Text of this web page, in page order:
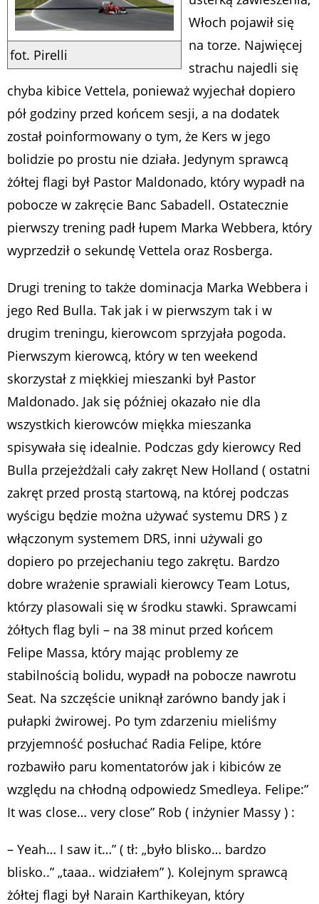
fot. Pirelli
Włoch pojawił się
na torze. Najwięcej
strachu najedli się
chyba kibice Vettela, ponieważ wyjechał dopiero
pół godziny przed końcem sesji, a na dodatek
został poinformowany o tym, że Kers w jego
bolidzie po prostu nie działa. Jedynym sprawcą
żółtej flagi był Pastor Maldonado, który wypadł na
pobocze w zakręcie Banc Sabadell. Ostatecznie
pierwszy trening padł łupem Marka Webbera, który
wyprzedził o sekundę Vettela oraz Rosberga.
Drugi trening to także dominacja Marka Webbera i
jego Red Bulla. Tak jak i w pierwszym tak i w
drugim treningu, kierowcom sprzyjała pogoda.
Pierwszym kierowcą, który w ten weekend
skorzystał z miękkiej mieszanki był Pastor
Maldonado. Jak się później okazało nie dla
wszystkich kierowców miękka mieszanka
spisywała się idealnie. Podczas gdy kierowcy Red
Bulla przejeżdżali cały zakręt New Holland ( ostatni
zakręt przed prostą startową, na której podczas
wyścigu będzie można używać systemu DRS ) z
włączonym systemem DRS, inni używali go
dopiero po przejechaniu tego zakrętu. Bardzo
dobre wrażenie sprawiali kierowcy Team Lotus,
którzy plasowali się w środku stawki. Sprawcami
żółtych flag byli – na 38 minut przed końcem
Felipe Massa, który mając problemy ze
stabilnością bolidu, wypadł na pobocze nawrotu
Seat. Na szczęście uniknął zarówno bandy jak i
pułapki żwirowej. Po tym zdarzeniu mieliśmy
przyjemność posłuchać Radia Felipe, które
rozbawiło paru komentatorów jak i kibiców ze
względu na chłodną odpowiedz Smedleya. Felipe:”
It was close… very close” Rob ( inżynier Massy ) :
– Yeah… I saw it…” ( tł: „było blisko… bardzo
blisko..” „taaa.. widziałem” ). Kolejnym sprawcą
żółtej flagi był Narain Karthikeyan, który